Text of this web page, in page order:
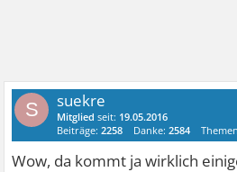
S suekre
Mitglied seit: 19.05.2016
Beiträge:2258 Danke:2584
Wow, da kommt ja wirklich